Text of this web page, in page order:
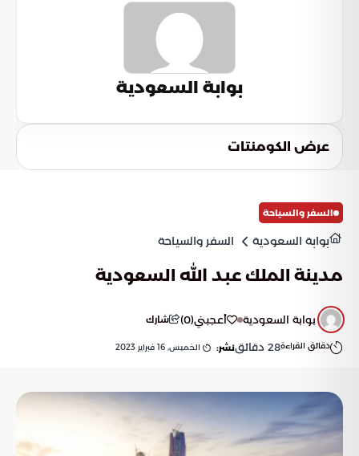
بوابة السعودية
عرض الكومنتات
السفر والسياحة
بوابة السعودية السفر والسياحة
مدينة الملك عبد الله السعودية
بوابة السعودية أعجبني(
0
) شارك
دقائق القراءة28 دقائقنشر: الخميس, 16 فبراير 2023